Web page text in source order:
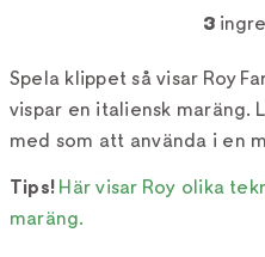
3
Spela klippet så visar Roy
vispar en italiensk maräng.
med som att använda i en
Tips! Här visar Roy olika
maräng.